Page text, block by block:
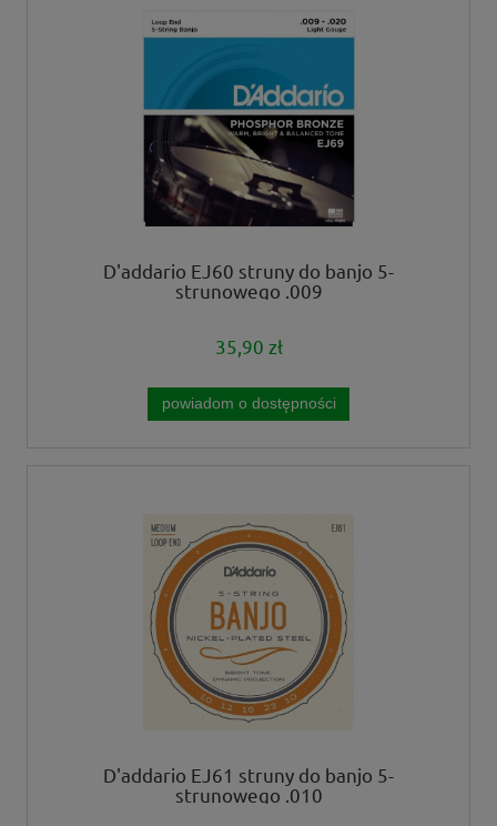
D'addario EJ60 struny do banjo 5-
strunowego .009
35,90 zł
powiadom o dostępności
D'addario EJ61 struny do banjo 5-
strunowego .010